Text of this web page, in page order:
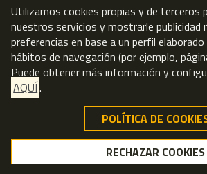
Utilizamos cookies propias y de terceros
nuestros servicios y mostrarle publicidad
preferencias en base a un perfil
hábitos de navegación (por ejemplo,
Puede obtener más información y
AQUÍ.
POLÍTICA DE
RECHAZAR COOKIES
RECHAZAR